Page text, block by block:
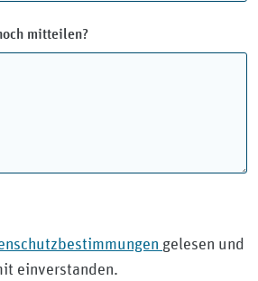
mitteilen?
gelesen und
einverstanden.